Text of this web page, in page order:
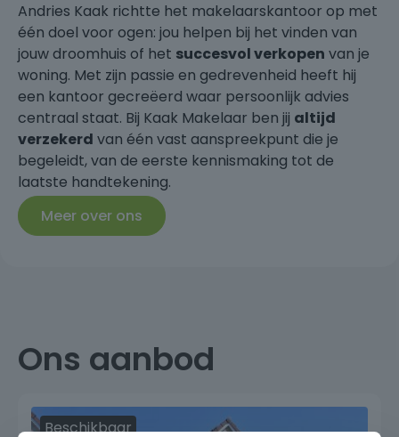
Andries Kaak richtte het makelaarskantoor op met
één doel voor ogen: jou helpen bij het vinden van
jouw droomhuis of het succesvol verkopen van je
woning. Met zijn passie en gedrevenheid heeft hij
een kantoor gecreëerd waar persoonlijk advies
centraal staat. Bij Kaak Makelaar ben jij altijd
verzekerd van één vast aanspreekpunt die je
begeleidt, van de eerste kennismaking tot de
laatste handtekening.
Meer over ons
Ons aanbod
Beschikbaar